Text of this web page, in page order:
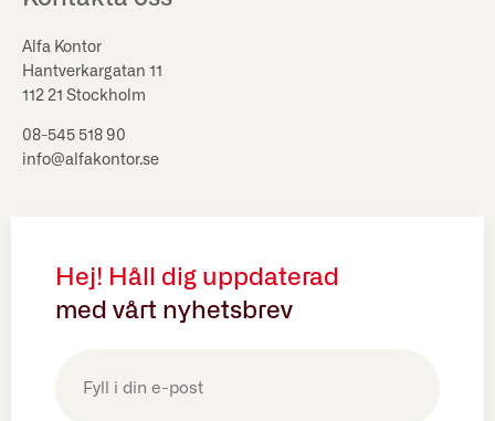
Alfa Kontor
Hantverkargatan 11
112 21 Stockholm
08-545 518 90
info@alfakontor.se
Hej! Håll dig uppdaterad
med vårt nyhetsbrev
(Obligatoriskt)